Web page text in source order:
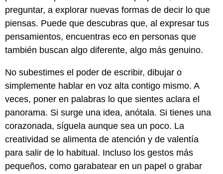
preguntar, a explorar nuevas formas de decir lo que
piensas. Puede que descubras que, al expresar tus
pensamientos, encuentras eco en personas que
también buscan algo diferente, algo más genuino.
No subestimes el poder de escribir, dibujar o
simplemente hablar en voz alta contigo mismo. A
veces, poner en palabras lo que sientes aclara el
panorama. Si surge una idea, anótala. Si tienes una
corazonada, síguela aunque sea un poco. La
creatividad se alimenta de atención y de valentía
para salir de lo habitual. Incluso los gestos más
pequeños, como garabatear en un papel o grabar